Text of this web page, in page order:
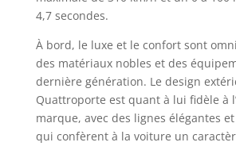
4,7 secondes.
À bord, le luxe et le confort sont
des matériaux nobles et des
dernière génération. Le design
Quattroporte est quant à lui fidèle à
marque, avec des lignes élégantes
qui confèrent à la voiture un